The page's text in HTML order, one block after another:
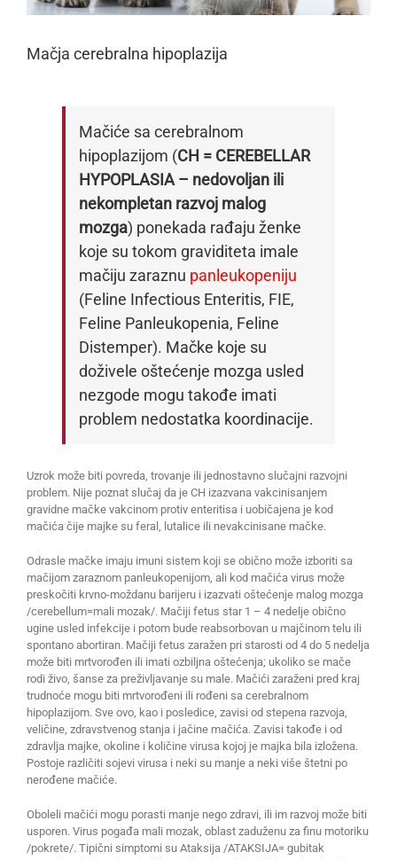
Mačja cerebralna hipoplazija
Mačiće sa cerebralnom
hipoplazijom (CH = CEREBELLAR
HYPOPLASIA – nedovoljan ili
nekompletan razvoj malog
mozga) ponekada rađaju ženke
koje su tokom graviditeta imale
mačiju zaraznu panleukopeniju
(Feline Infectious Enteritis, FIE,
Feline Panleukopenia, Feline
Distemper). Mačke koje su
doživele oštećenje mozga usled
nezgode mogu takođe imati
problem nedostatka koordinacije.
Uzrok može biti povreda, trovanje ili jednostavno slučajni razvojni
problem. Nije poznat slučaj da je CH izazvana vakcinisanjem
gravidne mačke vakcinom protiv enteritisa i uobičajena je kod
mačića čije majke su feral, lutalice ili nevakcinisane mačke.
Odrasle mačke imaju imuni sistem koji se obično može izboriti sa
mačijom zaraznom panleukopenijom, ali kod mačića virus može
preskočiti krvno-moždanu barijeru i izazvati oštećenje malog mozga
/cerebellum=mali mozak/. Mačiji fetus star 1 – 4 nedelje obično
ugine usled infekcije i potom bude reabsorbovan u majčinom telu ili
spontano abortiran. Mačiji fetus zaražen pri starosti od 4 do 5 nedelja
može biti mrtvorođen ili imati ozbiljna oštećenja; ukoliko se mače
rodi živo, šanse za preživljavanje su male. Mačići zaraženi pred kraj
trudnoće mogu biti mrtvorođeni ili rođeni sa cerebralnom
hipoplazijom. Sve ovo, kao i posledice, zavisi od stepena razvoja,
veličine, zdravstvenog stanja i jačine mačića. Zavisi takođe i od
zdravlja majke, okoline i količine virusa kojoj je majka bila izložena.
Postoje različiti sojevi virusa i neki su manje a neki više štetni po
nerođene mačiće.
Oboleli mačići mogu porasti manje nego zdravi, ili im razvoj može biti
usporen. Virus pogađa mali mozak, oblast zaduženu za finu motoriku
/pokrete/. Tipični simptomi su Ataksija /ATAKSIJA= gubitak